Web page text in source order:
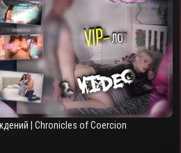
| Chronicles of Coercion